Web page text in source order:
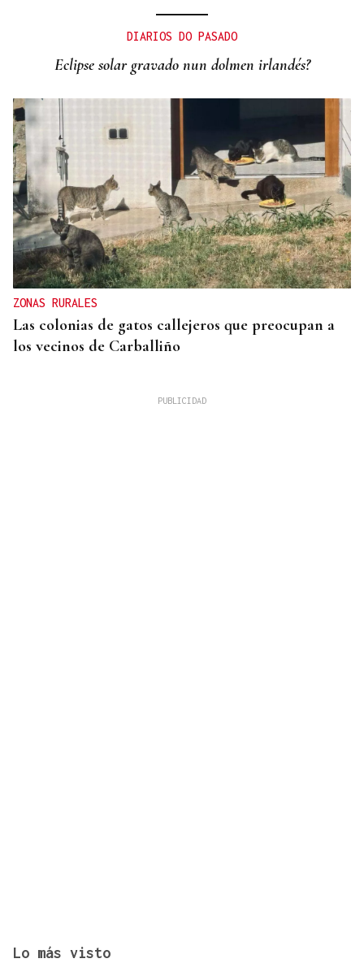
DIARIOS DO PASADO
Eclipse solar gravado nun dolmen irlandés?
ZONAS RURALES
Las colonias de gatos callejeros que preocupan a
los vecinos de Carballiño
Lo más visto